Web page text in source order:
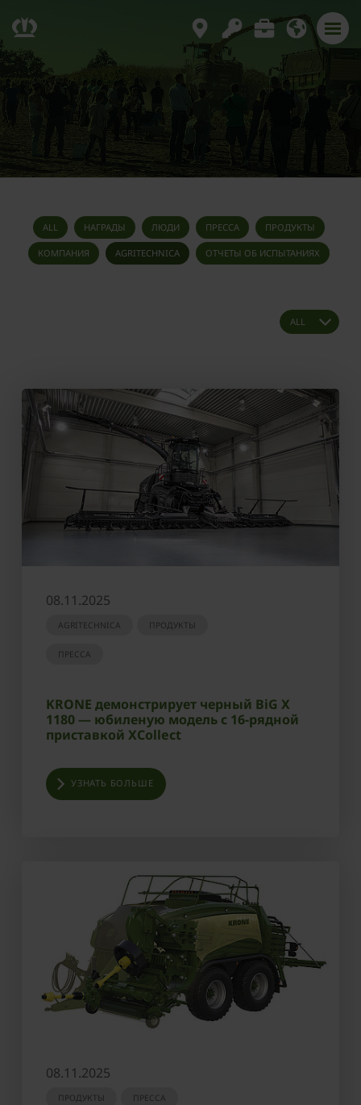
ALL НАГРАДЫ ЛЮДИ ПРЕССА ПРОДУКТЫ
КОМПАНИЯ AGRITECHNICA ОТЧЕТЫ ОБ ИСПЫТАНИЯХ
08.11.2025
AGRITECHNICA ПРОДУКТЫ
ПРЕССА
KRONE демонстрирует черный BiG X
1180 — юбиленую модель с 16-рядной
приставкой XCollect
УЗНАТЬ БОЛЬШЕ
08.11.2025
ПРОДУКТЫ ПРЕССА